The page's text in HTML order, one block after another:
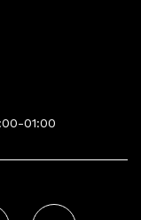
01:00